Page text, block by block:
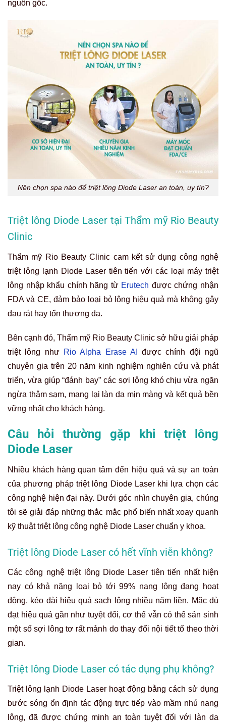
nguồn gốc.
Nên chọn spa nào để triệt lông Diode Laser an toàn, uy tín?
Triệt lông Diode Laser tại Thẩm mỹ Rio Beauty
Clinic
Thẩm mỹ Rio Beauty Clinic cam kết sử dụng công nghệ
triệt lông lạnh Diode Laser tiên tiến với các loại máy triệt
lông nhập khẩu chính hãng từ Erutech được chứng nhận
FDA và CE, đảm bảo loại bỏ lông hiệu quả mà không gây
đau rát hay tổn thương da.
Bên cạnh đó, Thẩm mỹ Rio Beauty Clinic sở hữu giải pháp
triệt lông như Rio Alpha Erase AI
được chính đội ngũ
chuyên gia trên 20 năm kinh nghiệm nghiên cứu và phát
triển, vừa giúp “đánh bay” các sợi lông khó chịu vừa ngăn
ngừa thâm sạm, mang lại làn da mịn màng và kết quả bền
vững nhất cho khách hàng.
Câu hỏi thường gặp khi triệt lông
Diode Laser
Nhiều khách hàng quan tâm đến hiệu quả và sự an toàn
của phương pháp triệt lông Diode Laser khi lựa chọn các
công nghệ hiện đại này. Dưới góc nhìn chuyên gia, chúng
tôi sẽ giải đáp những thắc mắc phổ biến nhất xoay quanh
kỹ thuật triệt lông công nghệ Diode Laser chuẩn y khoa.
Triệt lông Diode Laser có hết vĩnh viễn không?
Các công nghệ triệt lông Diode Laser tiên tiến nhất hiện
nay có khả năng loại bỏ tới 99% nang lông đang hoạt
động, kéo dài hiệu quả sạch lông nhiều năm liền. Mặc dù
đạt hiệu quả gần như tuyệt đối, cơ thể vẫn có thể sản sinh
một số sợi lông tơ rất mảnh do thay đổi nội tiết tố theo thời
gian.
Triệt lông Diode Laser có tác dụng phụ không?
Triệt lông lạnh Diode Laser hoạt động bằng cách sử dụng
bước sóng ổn định tác động trực tiếp vào mầm nhú nang
lông, đã được chứng minh an toàn tuyệt đối với làn da